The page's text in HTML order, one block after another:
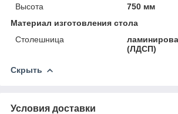
Высота
750 мм
Материал изготовления стола
Столешница
(ЛДСП)
Скрыть
Условия доставки